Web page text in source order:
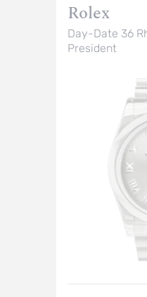
Rolex
Day-Date 36
President